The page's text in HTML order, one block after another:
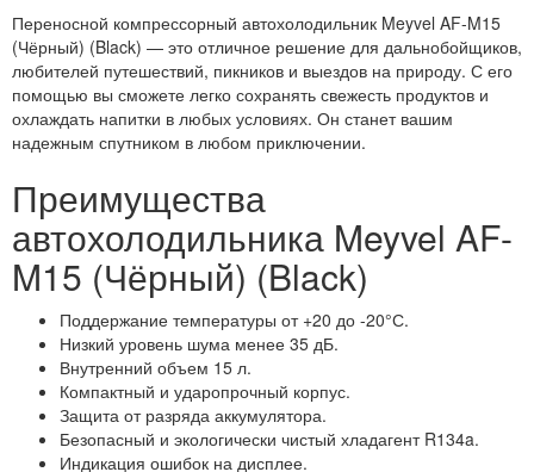
Переносной компрессорный автохолодильник Meyvel AF-M15
(Чёрный) (Black) — это отличное решение для дальнобойщиков,
любителей путешествий, пикников и выездов на природу. С его
помощью вы сможете легко сохранять свежесть продуктов и
охлаждать напитки в любых условиях. Он станет вашим
надежным спутником в любом приключении.
Преимущества
автохолодильника Meyvel AF-
M15 (Чёрный) (Black)
Поддержание температуры от +20 до -20°С.
Низкий уровень шума менее 35 дБ.
Внутренний объем 15 л.
Компактный и ударопрочный корпус.
Защита от разряда аккумулятора.
Безопасный и экологически чистый хладагент R134a.
Индикация ошибок на дисплее.